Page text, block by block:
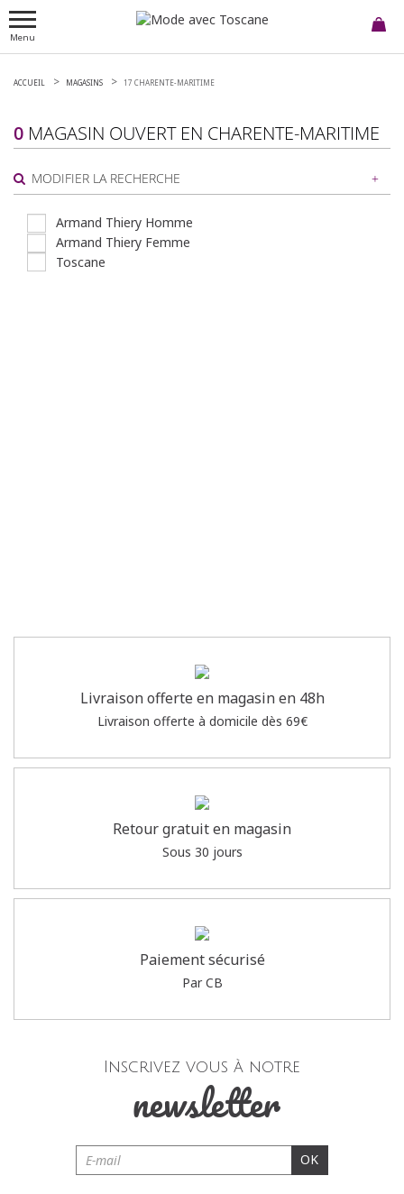
Menu
ACCUEIL MAGASINS 17 CHARENTE-MARITIME
0 MAGASIN OUVERT EN CHARENTE-MARITIME
MODIFIER LA RECHERCHE
Armand Thiery Homme
Armand Thiery Femme
Toscane
Livraison offerte en magasin en 48h
Livraison offerte à domicile dès 69€
Retour gratuit en magasin
Sous 30 jours
Paiement sécurisé
Par CB
Inscrivez vous à notre
newsletter
OK